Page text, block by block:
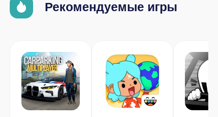
Рекомендуемые игры